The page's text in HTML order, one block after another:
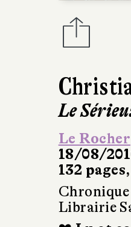
Le
Le Rocher
18/08/
132
Chronique
Librairie